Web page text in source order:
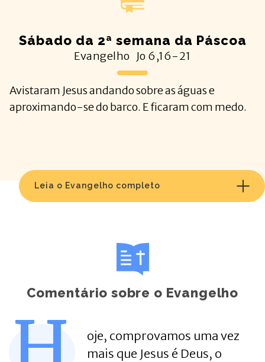
Sábado da 2ª semana da Páscoa
Evangelho Jo 6,16-21
Avistaram Jesus andando sobre as águas e
aproximando-se do barco. E ficaram com medo.
Leia o Evangelho completo
Comentário sobre o Evangelho
oje, comprovamos uma vez
mais que Jesus é Deus, o